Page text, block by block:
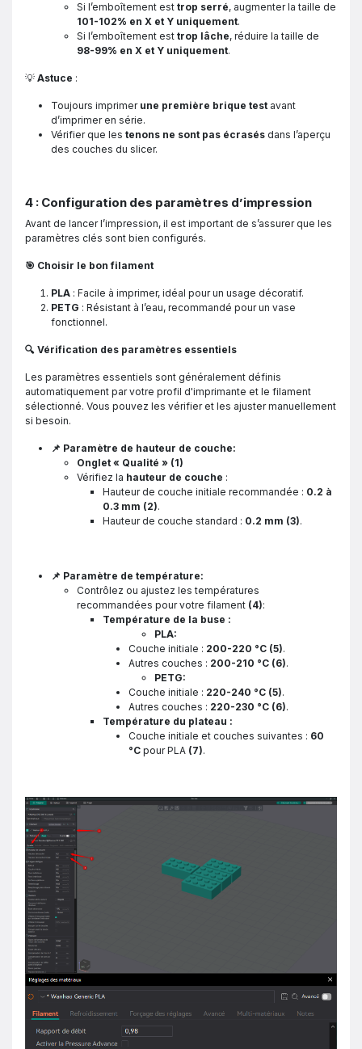
Si l’emboîtement est trop serré, augmenter la taille de
101-102% en X et Y uniquement.
Si l’emboîtement est trop lâche, réduire la taille de
98-99% en X et Y uniquement.
💡 Astuce :
Toujours imprimer une première brique test avant
d’imprimer en série.
Vérifier que les tenons ne sont pas écrasés dans l’aperçu
des couches du slicer.
4 : Configuration des paramètres d’impression
Avant de lancer l’impression, il est important de s’assurer que les
paramètres clés sont bien configurés.
🎯 Choisir le bon filament
PLA : Facile à imprimer, idéal pour un usage décoratif.
PETG : Résistant à l’eau, recommandé pour un vase
fonctionnel.
🔍 Vérification des paramètres essentiels
Les paramètres essentiels sont généralement définis
automatiquement par votre profil d'imprimante et le filament
sélectionné. Vous pouvez les vérifier et les ajuster manuellement
si besoin.
📌 Paramètre de hauteur de couche:
Onglet « Qualité » (1)
Vérifiez la hauteur de couche :
Hauteur de couche initiale recommandée : 0.2 à
0.3 mm (2).
Hauteur de couche standard : 0.2 mm (3).
📌 Paramètre de température:
Contrôlez ou ajustez les températures
recommandées pour votre filament (4):
Température de la buse :
PLA:
Couche initiale : 200-220 °C (5).
Autres couches : 200-210 °C (6).
PETG:
Couche initiale : 220-240 °C (5).
Autres couches : 220-230 °C (6).
Température du plateau :
Couche initiale et couches suivantes : 60
°C pour PLA (7).